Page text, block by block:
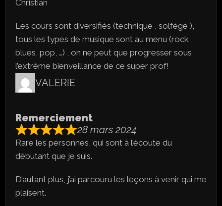
Christian
Les cours sont diversifiés (technique , solfège ),
tous les types de musique sont au menu (rock,
blues, pop, …) , on ne peut que progresser sous
l’extrême bienveillance de ce super prof!
VALERIE
Remerciement
28 mars 2024
Rare les personnes, qui sont à l’écoute du
débutant que je suis.
D’autant plus, j’ai parcouru les leçons à venir qui me
plaisent.